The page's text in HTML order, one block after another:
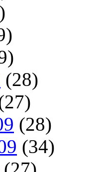
(28)
(28)
(34)